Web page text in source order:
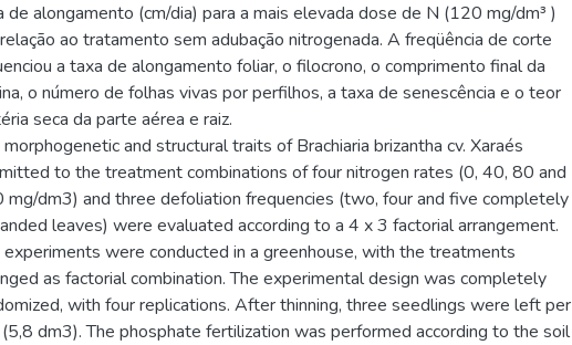
de alongamento (cm/dia) para a mais elevada dose de N (120 mg/dm³ )
ao tratamento sem adubação nitrogenada. A freqüência de corte
a taxa de alongamento foliar, o filocrono, o comprimento final da
o número de folhas vivas por perfilhos, a taxa de senescência e o teor
seca da parte aérea e raiz.
morphogenetic and structural traits of Brachiaria brizantha cv. Xaraés
to the treatment combinations of four nitrogen rates (0, 40, 80 and
mg/dm3) and three defoliation frequencies (two, four and five completely
leaves) were evaluated according to a 4 x 3 factorial arrangement.
experiments were conducted in a greenhouse, with the treatments
as factorial combination. The experimental design was completely
with four replications. After thinning, three seedlings were left per
dm3). The phosphate fertilization was performed according to the soil